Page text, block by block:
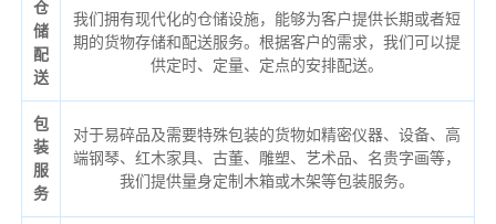
仓
储
配
送
我们拥有现代化的仓储设施，能够为客户提供长期或者短
期的货物存储和配送服务。根据客户的需求，我们可以提
供定时、定量、定点的安排配送。
包
装
服
务
对于易碎品及需要特殊包装的货物如精密仪器、设备、高
端钢琴、红木家具、古董、雕塑、艺术品、名贵字画等，
我们提供量身定制木箱或木架等包装服务。